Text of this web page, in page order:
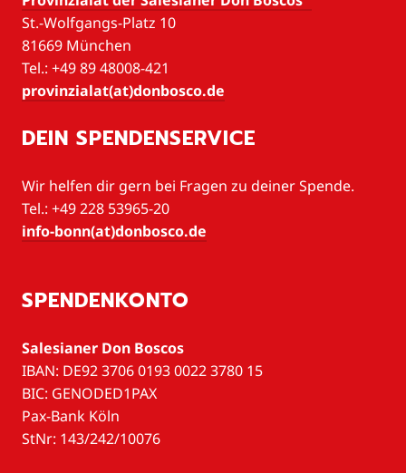
St.-Wolfgangs-Platz 10
81669 München
Tel.: +49 89 48008-421
provinzialat(at)donbosco.de
DEIN SPENDENSERVICE
Wir helfen dir gern bei Fragen zu deiner Spende.
Tel.: +49 228 53965-20
info-bonn(at)donbosco.de
SPENDENKONTO
Salesianer Don Boscos
IBAN: DE92 3706 0193 0022 3780 15
BIC: GENODED1PAX
Pax-Bank Köln
StNr: 143/242/10076